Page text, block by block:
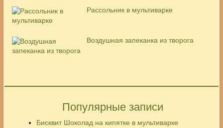
Рассольник в мультиварке
Воздушная запеканка из творога
Популярные записи
Бисквит Шоколад на кипятке в мультиварке